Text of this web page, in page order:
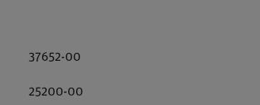
37652-00
25200-00